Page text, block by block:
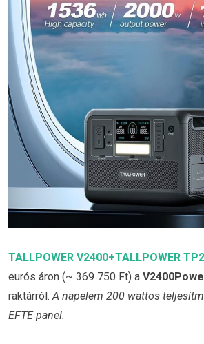
TALLPOWER V2400+TALLPOWER
eurós áron (~ 369 750 Ft) a
raktárról.A napelem 200 wattos
EFTE panel.